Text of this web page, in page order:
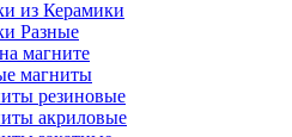
из Керамики
Разные
магните
магниты
резиновые
акриловые